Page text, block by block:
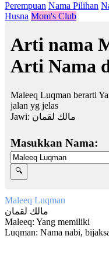
Perempuan Nama Pilihan
Husna Mom's Club
Arti nama
Arti Nama
Maleeq Luqman berarti
jalan yg jelas
Jawi: مالك لقمان
Masukkan Nama:
Maleeq Luqman
مالك لقمان
Maleeq: Yang memiliki
Luqman: Nama nabi,